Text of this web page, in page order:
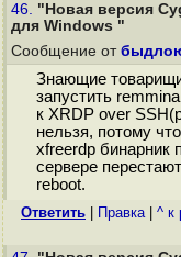
46. "Новая версия
для Windows "
Сообщение от
Знающие
запустить
к XRDP over
нельзя, потому
xfreerdp бинарник
сервере
reboot.
Ответить Правка| ^ к